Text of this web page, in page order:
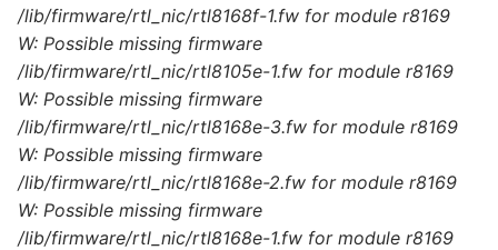
/lib/firmware/rtl_nic/rtl8168f-1.fw for module r8169
W: Possible missing firmware
/lib/firmware/rtl_nic/rtl8105e-1.fw for module r8169
W: Possible missing firmware
/lib/firmware/rtl_nic/rtl8168e-3.fw for module r8169
W: Possible missing firmware
/lib/firmware/rtl_nic/rtl8168e-2.fw for module r8169
W: Possible missing firmware
/lib/firmware/rtl_nic/rtl8168e-1.fw for module r8169